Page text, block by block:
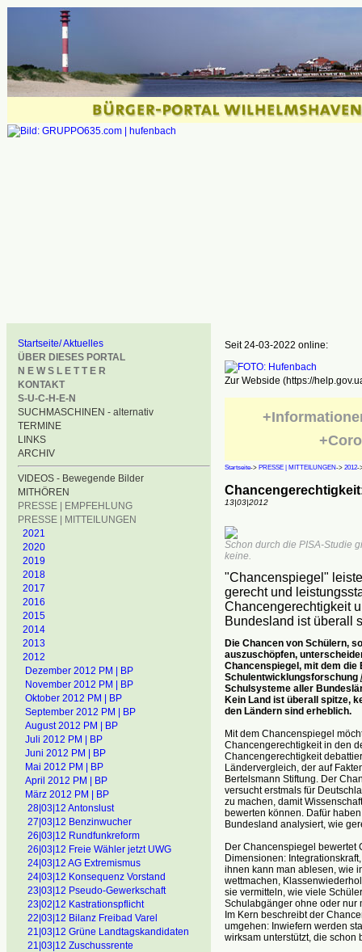
Startseite/ Aktuelles
ÜBER DIESES PORTAL
N E W S L E T T E R
KONTAKT
S-U-C-H-E-N
SUCHMASCHINEN - alternativ
TERMINE
LINKS
ARCHIV
VIDEOS - Bewegende Bilder
MITHÖREN
PRESSE | EMPFEHLUNG
PRESSE | MITTEILUNGEN
2021
2020
2019
2018
2017
2016
2015
2014
2013
2012
Dezember 2012 PM | BP
November 2012 PM | BP
Oktober 2012 PM | BP
September 2012 PM | BP
August 2012 PM | BP
Juli 2012 PM | BP
Juni 2012 PM | BP
Mai 2012 PM | BP
April 2012 PM | BP
März 2012 PM | BP
28|03|12 Antonslust
27|03|12 Benzinwucher
26|03|12 Rundfunkreform
26|03|12 Freie Wähler jetzt UWG
24|03|12 AG Extremismus
24|03|12 Konsequenz Vorstand
23|03|12 Pseudo-Gewerkschaft
23|02|12 Kastrationspflicht
22|03|12 Bilanz Freibad Varel
21|03|12 Grüne Landtagskandidaten
21|03|12 Zuschussrente
Seit 24-03-2022 online:
Zur Webside (https://
Startseite-> PRESSE | MITTEILUNGEN-> 2012-
13|03|2012
Schon durch die PISA-Studie
keine.
"Chancenspiegel"
gerecht und
Chancengerechtigkeit
Bundesland ist überall
Die Chancen von Schülern,
auszuschöpfen,
Chancenspiegel, mit dem
Schulentwicklungsforschung
Schulsysteme aller
Kein Land ist überall spitze,
den Ländern sind erheblich.
Mit dem Chancenspiegel
Chancengerechtigkeit in den
Chancengerechtigkeit
Ländervergleich, der auf
Bertelsmann Stiftung. Der
versucht erstmals für
zu machen, damit
bewerten können. Dafür
Bundesland analysiert, wie
Der Chancenspiegel bewertet
Dimensionen:
ihnen kann man ablesen, wie
wettmachen,
sie vermitteln, wie viele
Schulabgänger ohne oder nur
Im Kern beschreibt der
umgehen: Inwiefern werden
wirksam unterstützt, die